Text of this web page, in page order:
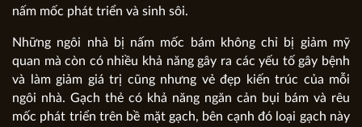
nấm mốc phát triển và sinh sôi.
Những ngôi nhà bị nấm mốc bám không chỉ bị giảm mỹ
quan mà còn có nhiều khả năng gây ra các yếu tố gây bệnh
và làm giảm giá trị cũng nhưng vẻ đẹp kiến trúc của mỗi
ngôi nhà. Gạch thẻ có khả năng ngăn cản bụi bám và rêu
mốc phát triển trên bề mặt gạch, bên cạnh đó loại gạch này